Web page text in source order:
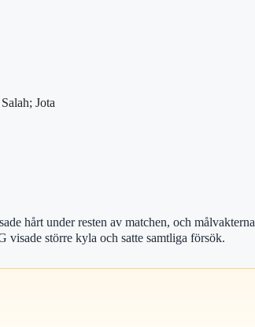
Jota
hårt under resten av matchen, och
större kyla och satte samtliga försök.